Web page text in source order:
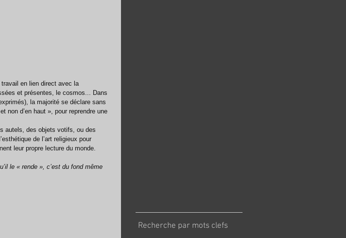
en lien direct avec la
et présentes, le cosmos... Dans
la majorité se déclare sans
non d’en haut », pour reprendre une
autels, des objets votifs, ou des
de l’art religieux pour
leur propre lecture du monde.
le « rende », c’est du fond même
Recherche par mots clefs